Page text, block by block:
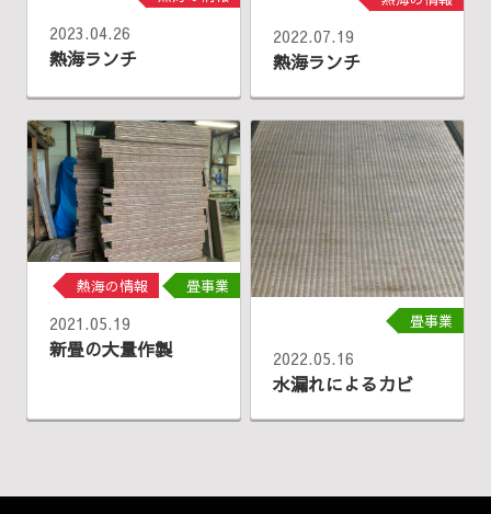
2023.04.26
熱海ランチ
2022.07.19
熱海ランチ
熱海の情報 畳事業
2021.05.19
新畳の大量作製
畳事業
2022.05.16
水漏れによるカビ